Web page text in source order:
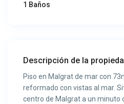
1 Baños
Descripción de la
Piso en Malgrat de mar con
reformado con vistas al mar.
centro de Malgrat a un minuto